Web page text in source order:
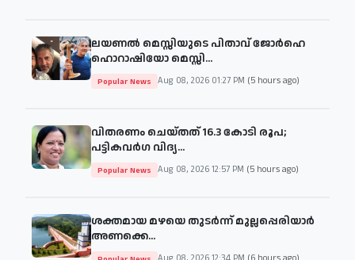
ലയണൽ മെസ്സിയുടെ പിതാവ് ജോർഹെ
ഹൊറാഷിയോ മെസ്സി...
Popular News Aug 08, 2026 01:27 PM (5 hours ago)
വിതരണം ചെയ്തത് 16.3 കോടി രൂപ;
പട്ടികവർഗ വിദ്യ...
Popular News Aug 08, 2026 12:57 PM (5 hours ago)
ശക്തമായ മഴയെ തുടര്‍ന്ന് മുല്ലപ്പെരിയാർ
അണക്കെ...